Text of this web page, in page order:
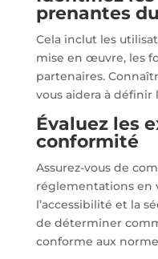
prenantes
Cela inclut les
mise en œuvre, les
partenaires.
vous aidera à définir
Évaluez les
conformité
Assurez-vous de
réglementations en
l’accessibilité et la
de déterminer
conforme aux